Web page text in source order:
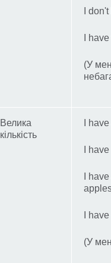
I
I have
(У
Велика
кількість
I have
I have
I have
I have
(У